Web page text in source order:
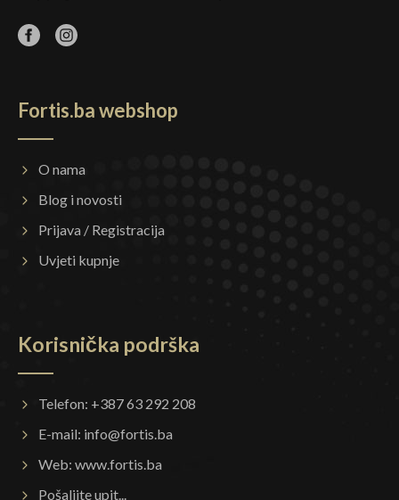
Fortis.ba webshop
O nama
Blog i novosti
Prijava / Registracija
Uvjeti kupnje
Korisnička podrška
Telefon: +387 63 292 208
E-mail: info@fortis.ba
Web: www.fortis.ba
Pošaljite upit...